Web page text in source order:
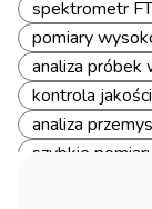
spektrometr
pomiary
analiza próbek
kontrola jakości
analiza
szybkie